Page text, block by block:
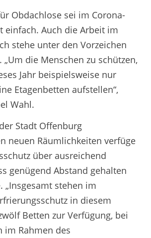
Obdachlose sei im Corona-
einfach. Auch die Arbeit im
stehe unter den Vorzeichen
„Um die Menschen zu schützen,
Jahr beispielsweise nur
Etagenbetten aufstellen“,
Wahl.
Stadt Offenburg
neuen Räumlichkeiten verfüge
über ausreichend
genügend Abstand gehalten
„Insgesamt stehen im
in diesem
Betten zur Verfügung, bei
im Rahmen des